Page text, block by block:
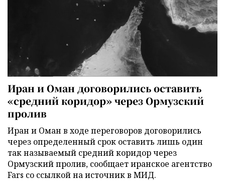
Иран и Оман договорились оставить
«средний коридор» через Ормузский
пролив
Иран и Оман в ходе переговоров договорились
через определенный срок оставить лишь один
так называемый средний коридор через
Ормузский пролив, сообщает иранское агентство
Fars со ссылкой на источник в МИД.